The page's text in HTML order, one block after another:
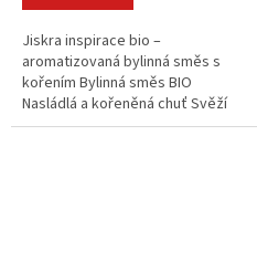
Jiskra inspirace bio –
aromatizovaná bylinná směs s
kořením Bylinná směs BIO
Nasládlá a kořeněná chuť Svěží
mátový tón Když chcete